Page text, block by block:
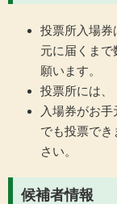
投票所入場券
元に届くま
願います。
投票所には、
入場券がお
でも投票で
さい。
候補者情報